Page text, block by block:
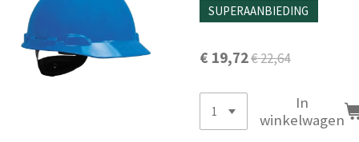
SUPERAANBIEDING
€ 19,72€ 22,64
In
winkelwagen